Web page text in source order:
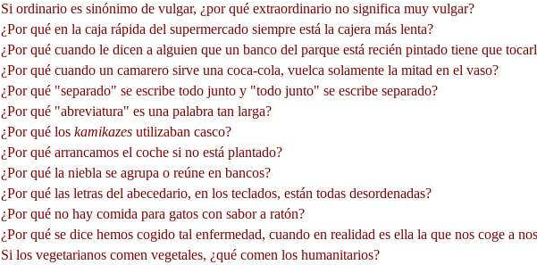
Si ordinario es sinónimo de vulgar, ¿por qué extraordinario no significa muy vulgar?
¿Por qué en la caja rápida del supermercado siempre está la cajera más lenta?
¿Por qué cuando le dicen a alguien que un banco del parque está recién pintado tiene que
¿Por qué cuando un camarero sirve una coca-cola, vuelca solamente la mitad en el vaso?
¿Por qué "separado" se escribe todo junto y "todo junto" se escribe separado?
¿Por qué "abreviatura" es una palabra tan larga?
¿Por qué los kamikazes utilizaban casco?
¿Por qué arrancamos el coche si no está plantado?
¿Por qué la niebla se agrupa o reúne en bancos?
¿Por qué las letras del abecedario, en los teclados, están todas desordenadas?
¿Por qué no hay comida para gatos con sabor a ratón?
¿Por qué se dice hemos cogido tal enfermedad, cuando en realidad es ella la que nos coge a
Si los vegetarianos comen vegetales, ¿qué comen los humanitarios?